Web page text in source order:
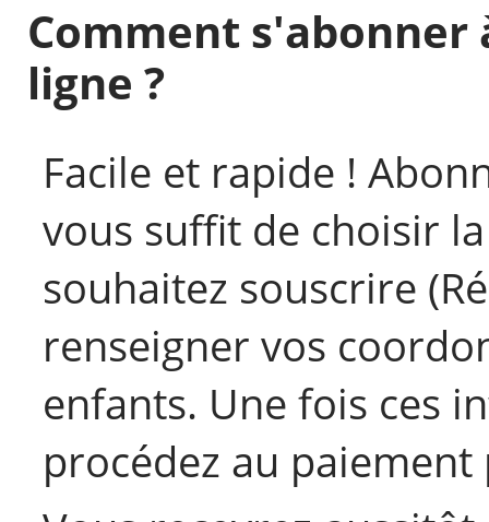
Comment s'abonner
ligne ?
Facile et rapide !
vous suffit de choisir
souhaitez souscrire
renseigner vos
enfants. Une fois ces
procédez au